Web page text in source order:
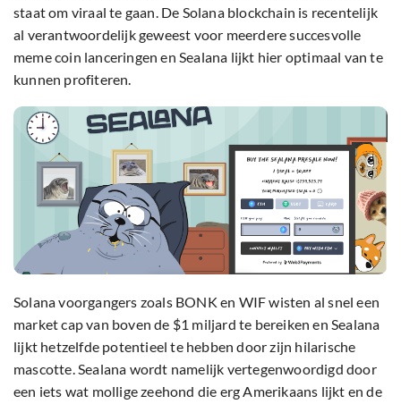
staat om viraal te gaan. De Solana blockchain is recentelijk
al verantwoordelijk geweest voor meerdere succesvolle
meme coin lanceringen en Sealana lijkt hier optimaal van te
kunnen profiteren.
Solana voorgangers zoals BONK en WIF wisten al snel een
market cap van boven de $1 miljard te bereiken en Sealana
lijkt hetzelfde potentieel te hebben door zijn hilarische
mascotte. Sealana wordt namelijk vertegenwoordigd door
een iets wat mollige zeehond die erg Amerikaans lijkt en de